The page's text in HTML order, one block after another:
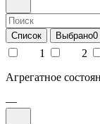
Список Выбрано0
1 2
Агрегатное
—